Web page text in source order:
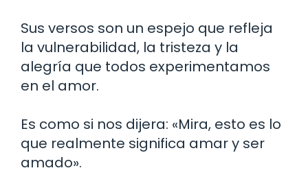
Sus versos son un espejo que refleja
la vulnerabilidad, la tristeza y la
alegría que todos experimentamos
en el amor.
Es como si nos dijera: «Mira, esto es lo
que realmente significa amar y ser
amado».